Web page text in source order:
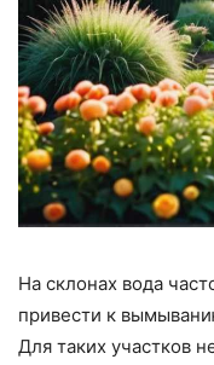
На склонах вода
привести к
Для таких участков